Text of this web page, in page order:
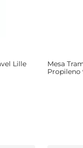
Lille
Mesa
Propileno